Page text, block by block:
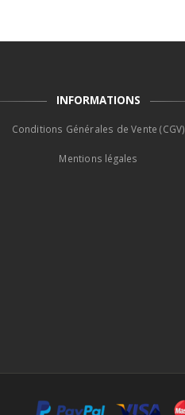
INFORMATIONS
Conditions Générales de Vente (CGV)
Mentions légales